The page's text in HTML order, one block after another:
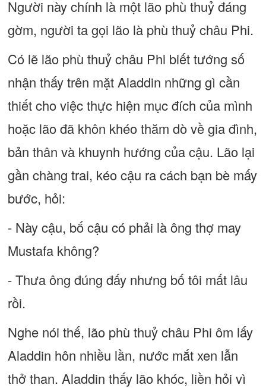
Người này chính là một lão phù thuỷ đáng
gờm, người ta gọi lão là phù thuỷ châu Phi.
Có lẽ lão phù thuỷ châu Phi biết tướng số
nhận thấy trên mặt Aladdin những gì cần
thiết cho việc thực hiện mục đích của mình
hoặc lão đã khôn khéo thăm dò về gia đình,
bản thân và khuynh hướng của cậu. Lão lại
gần chàng trai, kéo cậu ra cách bạn bè mấy
bước, hỏi:
- Này cậu, bố cậu có phải là ông thợ may
Mustafa không?
- Thưa ông đúng đấy nhưng bố tôi mất lâu
rồi.
Nghe nói thế, lão phù thuỷ châu Phi ôm lấy
Aladdin hôn nhiều lần, nước mắt xen lẫn
thở than. Aladdin thấy lão khóc, liền hỏi vì